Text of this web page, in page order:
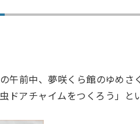
午前中、夢咲くら館のゆめ
ドアチャイムをつくろう」と